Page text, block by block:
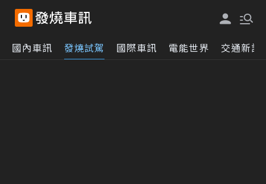
國內車訊 發燒試駕 國際車訊 電能世界 交通新訊